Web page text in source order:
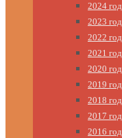
2024 год
2023 год
2022 год
2021 год
2020 год
2019 год
2018 год
2017 год
2016 год